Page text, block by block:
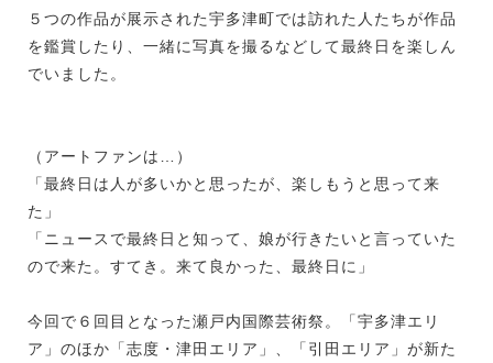
５つの作品が展示された宇多津町では訪れた人たちが作品
を鑑賞したり、一緒に写真を撮るなどして最終日を楽しん
でいました。
（アートファンは…）
「最終日は人が多いかと思ったが、楽しもうと思って来
た」
「ニュースで最終日と知って、娘が行きたいと言っていた
ので来た。すてき。来て良かった、最終日に」
今回で６回目となった瀬戸内国際芸術祭。「宇多津エリ
ア」のほか「志度・津田エリア」、「引田エリア」が新た